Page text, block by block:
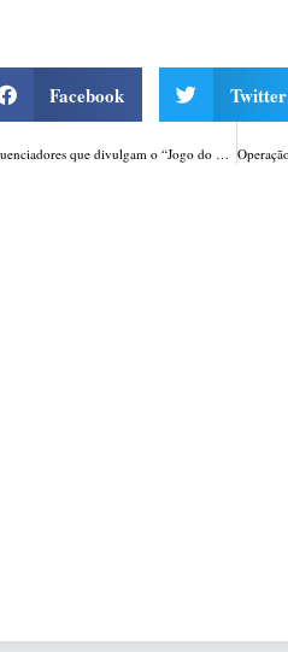
Facebook Twitter
Polícia Civil realiza operação contra influenciadores que divulgam o “Jogo do Tigrinho”